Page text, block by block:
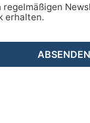
regelmäßigen
erhalten.
ABSENDEN